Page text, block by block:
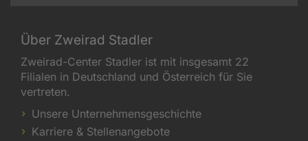
Über Zweirad Stadler
Zweirad-Center Stadler ist mit insgesamt 22
Filialen in Deutschland und Österreich für Sie
vertreten.
Unsere Unternehmensgeschichte
Karriere & Stellenangebote